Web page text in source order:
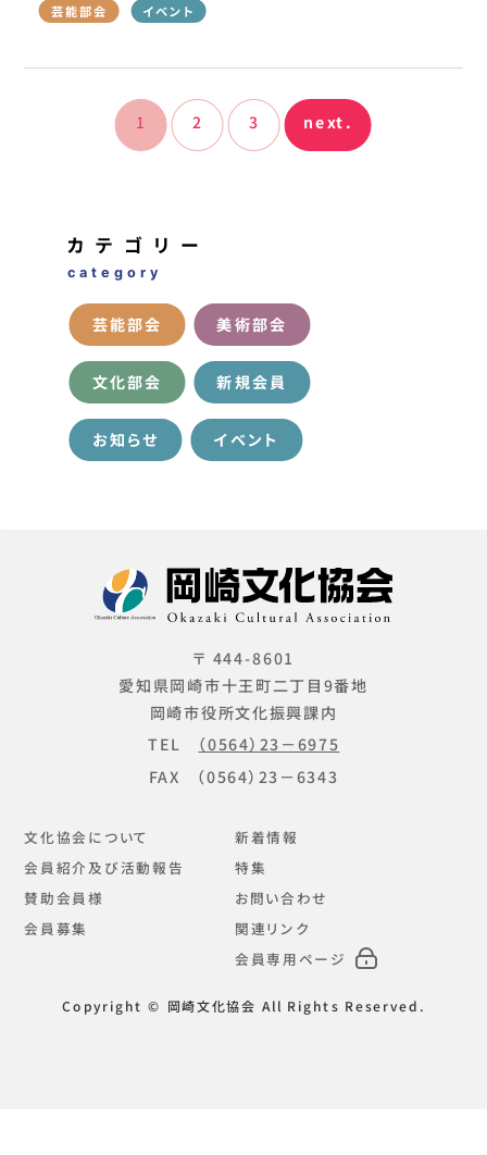
芸能部会 イベント
1 2 3 next.
カテゴリー
category
芸能部会 美術部会
文化部会 新規会員
お知らせ イベント
〒 444-8601
愛知県岡崎市十王町二丁目9番地
岡崎市役所文化振興課内
TEL （0564）23－6975
FAX （0564）23－6343
文化協会について
会員紹介及び活動報告
賛助会員様
会員募集
新着情報
特集
お問い合わせ
関連リンク
会員専用ページ
Copyright © 岡崎文化協会 All Rights Reserved.